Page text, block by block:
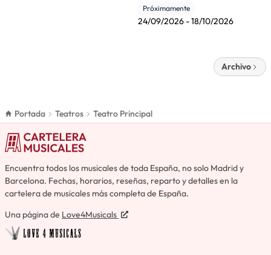
Próximamente
24/09/2026 -18/10/2026
Archivo
Portada Teatros Teatro Principal
Encuentra todos los musicales de toda España, no solo Madrid y
Barcelona. Fechas, horarios, reseñas, reparto y detalles en la
cartelera de musicales más completa de España.
Una página de Love4Musicals